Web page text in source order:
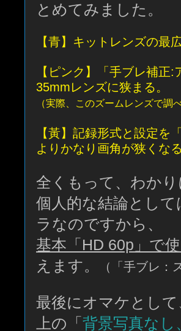
とめてみました。
【青】キットレンズの最
【ピンク】「手ブレ補正
35mmレンズに狭まる。
（実際、このズームレンズで
【黃】記録形式と設定を
よりかなり画角が狭くなる
全くもって、わか
個人的な結論とし
ラなのですから、
基本「HD 60p」で
えます。
（「手ブレ
最後にオマケとして
上の「 背景写真な